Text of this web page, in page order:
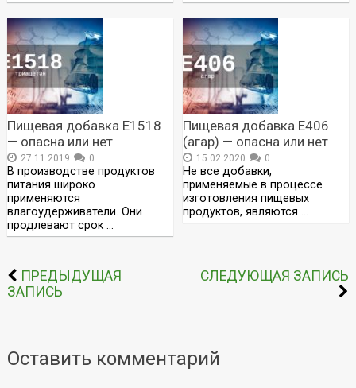
Пищевая добавка Е1518
— опасна или нет
27.11.2019 0
В производстве продуктов
питания широко
применяются
влагоудерживатели. Они
продлевают срок …
Пищевая добавка Е406
(агар) — опасна или нет
15.02.2020 0
Не все добавки,
применяемые в процессе
изготовления пищевых
продуктов, являются …
ПРЕДЫДУЩАЯ
ЗАПИСЬ
СЛЕДУЮЩАЯ ЗАПИСЬ
Оставить комментарий